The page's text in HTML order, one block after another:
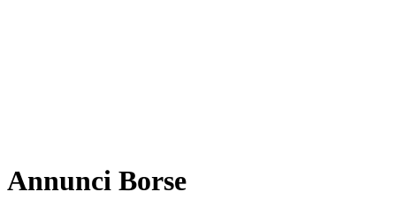
Annunci Borse